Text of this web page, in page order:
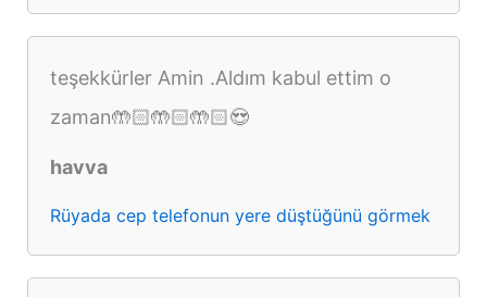
teşekkürler Amin .Aldım kabul ettim o
zaman🤲🏻🤲🏻🤲🏻😍
havva
Rüyada cep telefonun yere düştüğünü görmek